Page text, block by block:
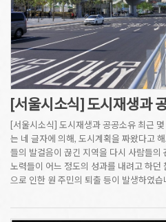
[서울시소식] 도시재생과
[서울시소식] 도시재생과 공공소유 최근
는 네 글자에 의해, 도시계획을 짜왔다고
들의 발걸음이 끊긴 지역을 다시 사람들의
노력들이 어느 정도의 성과를 내려고 하던
으로 인한 원 주민의 퇴출 등이 발생하였